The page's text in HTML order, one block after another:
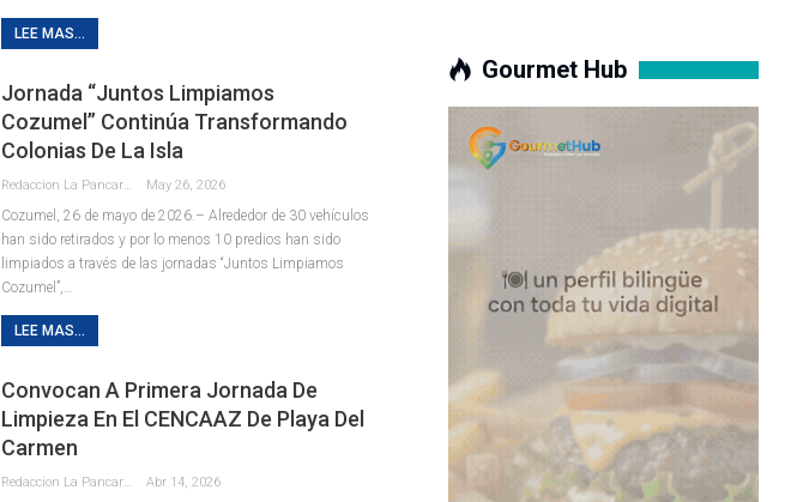
LEE MAS...
Jornada “Juntos Limpiamos
Cozumel” Continúa Transformando
Colonias De La Isla
May 26, 2026
Cozumel, 26 de mayo de 2026.– Alrededor de 30 vehículos
han sido retirados y por lo menos 10 predios han sido
limpiados a través de las jornadas “Juntos Limpiamos
Cozumel”,
LEE MAS...
Convocan A Primera Jornada De
Limpieza En El CENCAAZ De Playa Del
Carmen
Abr 14, 2026
Gourmet Hub